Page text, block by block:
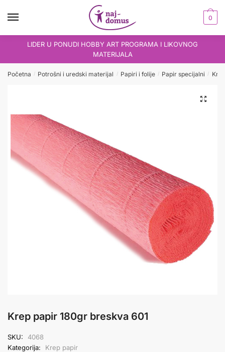
0
LIDER U PONUDI HOBBY ART PROGRAMA I LIKOVNOG
MATERIJALA
Početna / Potrošni i uredski materijal / Papiri i folije / Papir specijalni /
Krep papir 180gr breskva 601
SKU:
4068
Kategorija:
Krep papir